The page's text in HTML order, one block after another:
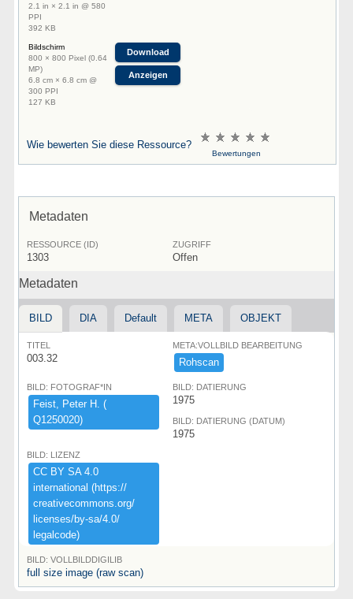
2.1 in × 2.1 in @ 580
PPI
392 KB
Bildschirm
800 × 800 Pixel (0.64
MP)
6.8 cm × 6.8 cm @
300 PPI
127 KB
Download
Anzeigen
Wie bewerten Sie diese Ressource?
Bewertungen
Metadaten
RESSOURCE (ID)
1303
ZUGRIFF
Offen
Metadaten
BILD DIA Default META OBJEKT
TITEL
003.32
META:VOLLBILD BEARBEITUNG
Rohscan
BILD: FOTOGRAF*IN
Feist,​ ​Peter ​H.​ ​(​
Q1250020)​
BILD: DATIERUNG
1975
BILD: DATIERUNG (DATUM)
1975
BILD: LIZENZ
CC ​BY ​SA ​4.​0 ​
international ​(​https:​/​/​
creativecommons.​org/​
licenses/​by-​sa/​4.​0/​
legalcode)​
BILD: VOLLBILDDIGILIB
full size image (raw scan)